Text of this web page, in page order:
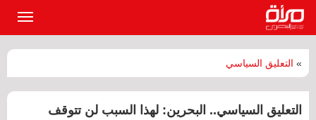
» التعليق السياسي
التعليق السياسي.. البحرين: لهذا السبب لن تتوقف